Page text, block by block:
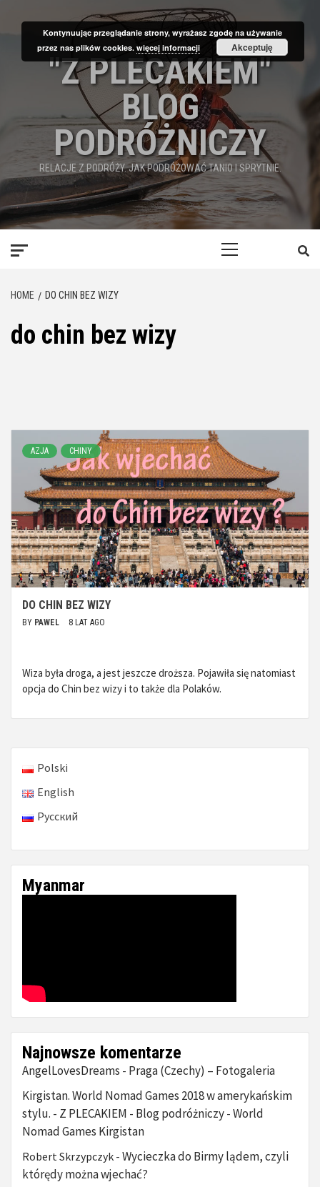
"Z PLECAKIEM"
BLOG
PODRÓŻNICZY
RELACJE Z PODRÓŻY. JAK PODRÓŻOWAĆ TANIO I SPRYTNIE.
HOME DO CHIN BEZ WIZY
do chin bez wizy
AZJA CHINY
DO CHIN BEZ WIZY
BY PAWEL 8 LAT AGO
Wiza była droga, a jest jeszcze droższa. Pojawiła się natomiast
opcja do Chin bez wizy i to także dla Polaków.
Polski
English
Русский
Myanmar
Najnowsze komentarze
AngelLovesDreams - Praga (Czechy) – Fotogaleria
Kirgistan. World Nomad Games 2018 w amerykańskim
stylu. - Z PLECAKIEM - Blog podróżniczy - World
Nomad Games Kirgistan
Robert Skrzypczyk - Wycieczka do Birmy lądem, czyli
którędy można wjechać?
Kontynuując przeglądanie strony, wyrażasz zgodę na używanie
przez nas plików cookies.więcej informacji Akceptuję